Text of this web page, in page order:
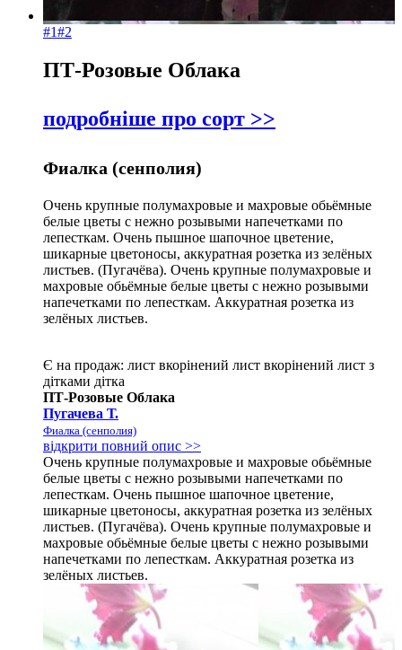
#1#2
ПТ-Розовые Облака
подробніше про сорт >>
Фиалка (сенполия)
Очень крупные полумахровые и махровые обьёмные
белые цветы с нежно розывыми напечетками по
лепесткам. Очень пышное шапочное цветение,
шикарные цветоносы, аккуратная розетка из зелёных
листьев. (Пугачёва). Очень крупные полумахровые и
махровые обьёмные белые цветы с нежно розывыми
напечетками по лепесткам. Аккуратная розетка из
зелёных листьев.
Є на продаж: лист вкорінений лист вкорінений лист з
дітками дітка
ПТ-Розовые Облака
Пугачева Т.
Фиалка (сенполия)
відкрити повний опис >>
Очень крупные полумахровые и махровые обьёмные
белые цветы с нежно розывыми напечетками по
лепесткам. Очень пышное шапочное цветение,
шикарные цветоносы, аккуратная розетка из зелёных
листьев. (Пугачёва). Очень крупные полумахровые и
махровые обьёмные белые цветы с нежно розывыми
напечетками по лепесткам. Аккуратная розетка из
зелёных листьев.